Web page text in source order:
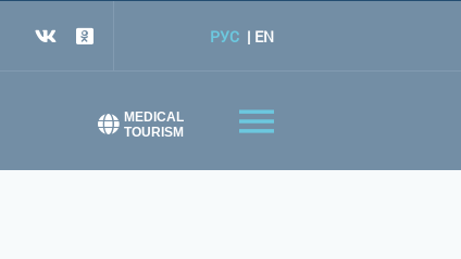
РУС EN
MEDICAL
TOURISM